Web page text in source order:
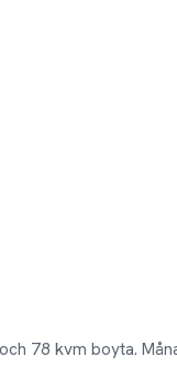
78 kvm boyta.